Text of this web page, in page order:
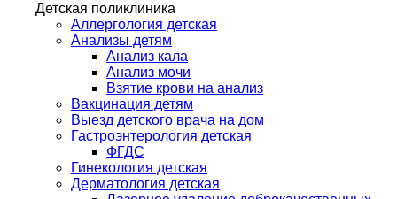
Детская поликлиника
Аллергология детская
Анализы детям
Анализ кала
Анализ мочи
Взятие крови на анализ
Вакцинация детям
Выезд детского врача на дом
Гастроэнтерология детская
ФГДС
Гинекология детская
Дерматология детская